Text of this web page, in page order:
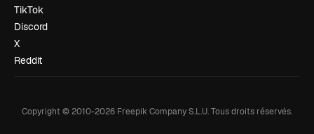
TikTok
Discord
X
Reddit
Copyright © 2010-2026 Freepik Company S.L.U.Tous droits réservés.